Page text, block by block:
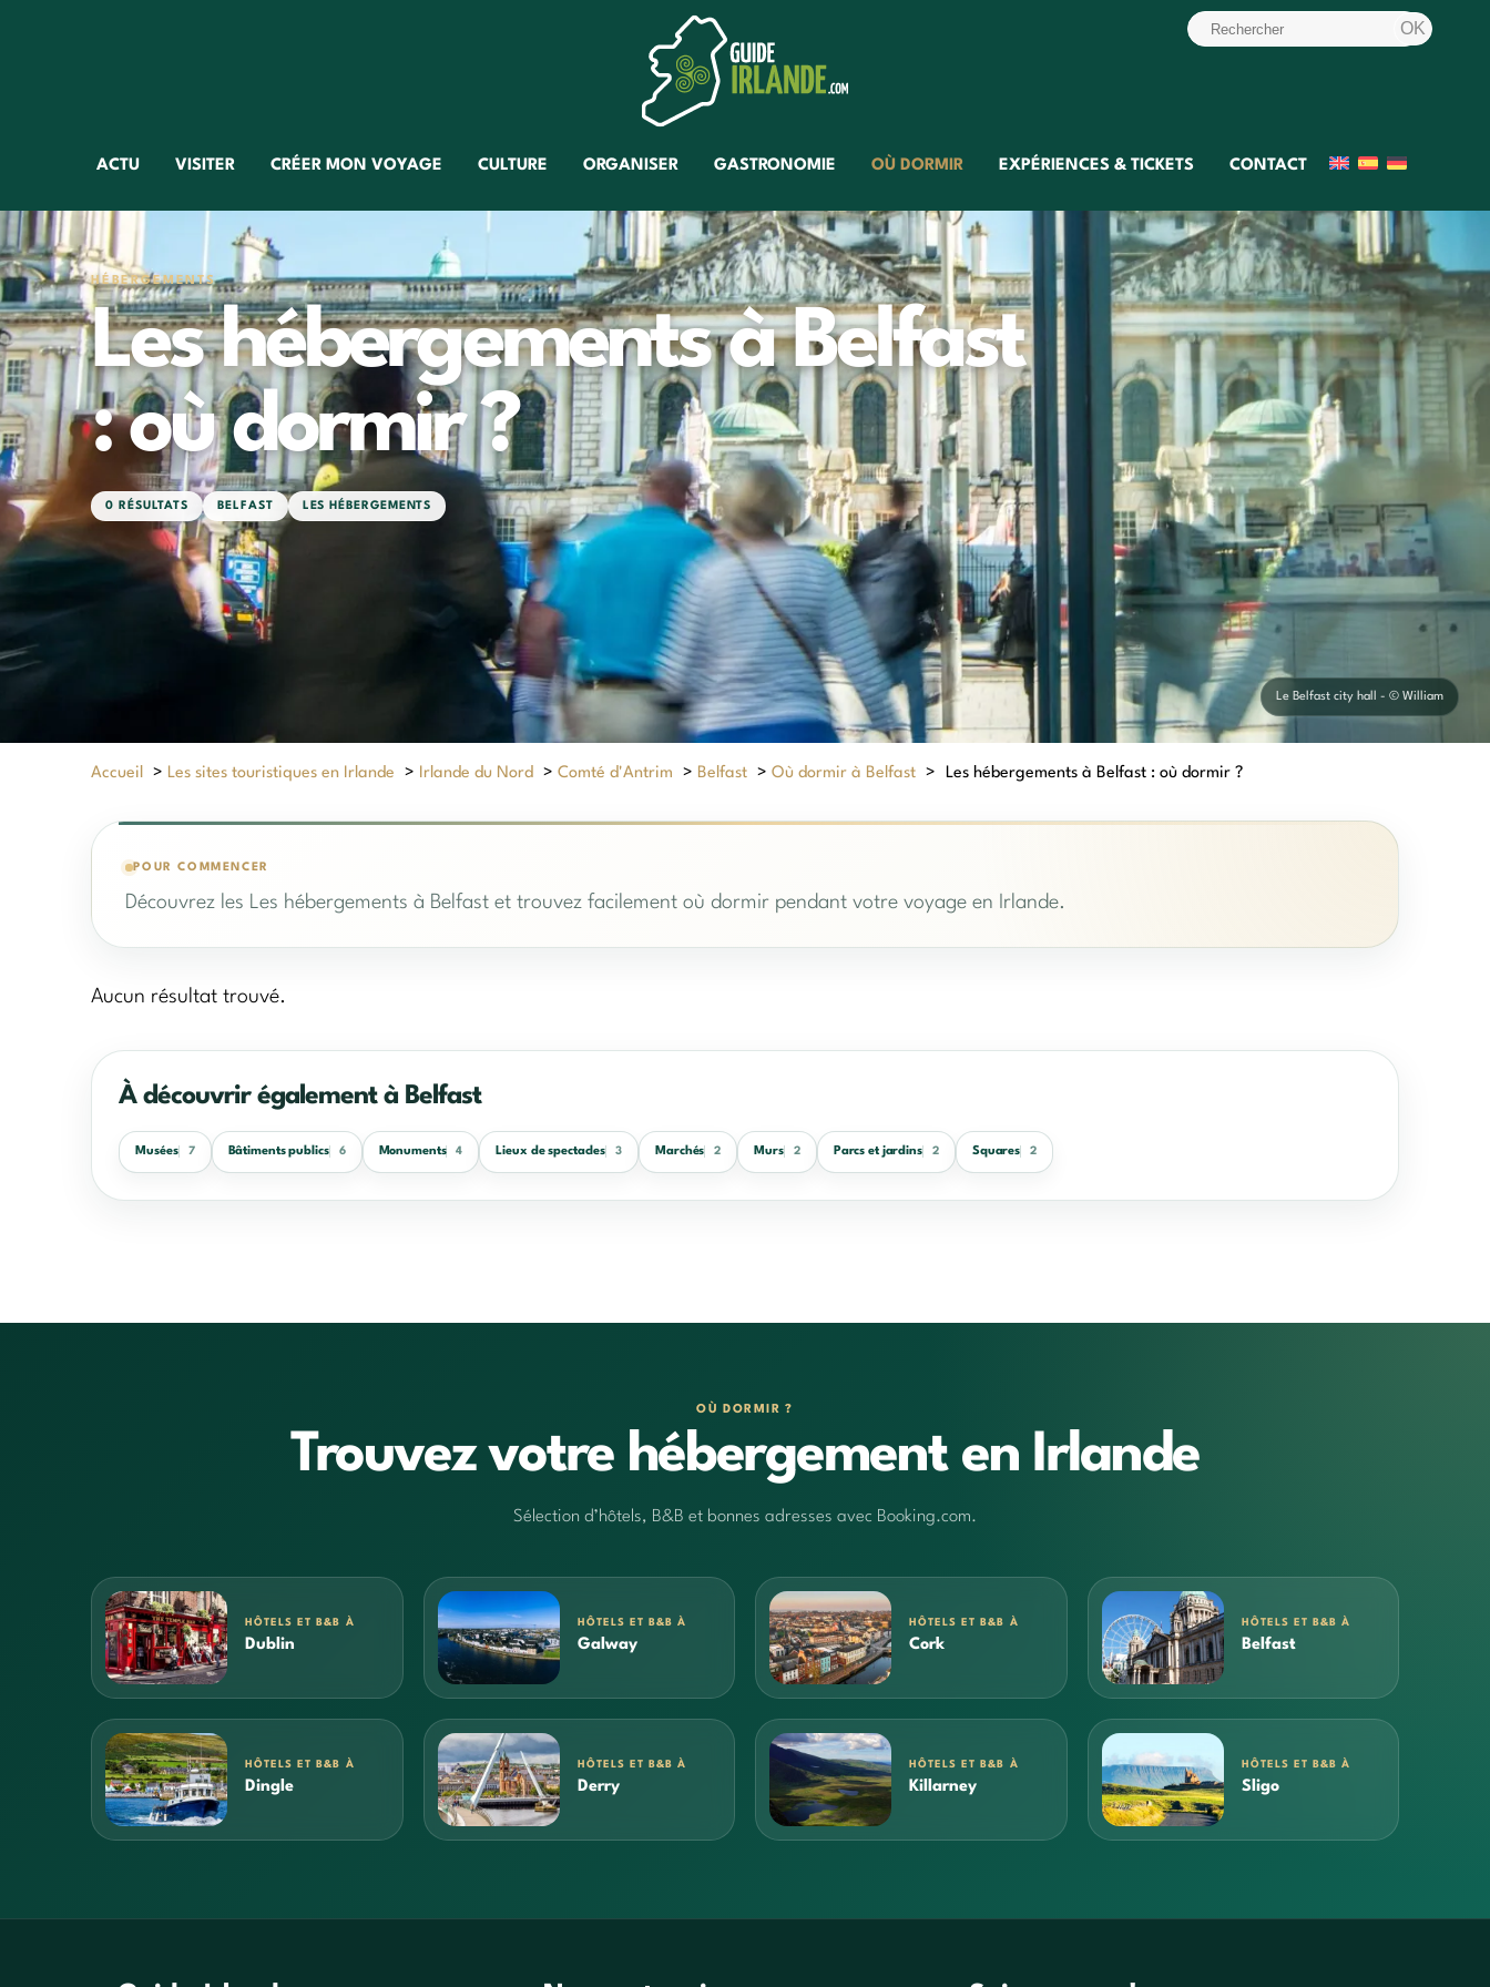
ACTU VISITER CRÉER MON VOYAGE CULTURE ORGANISER GASTRONOMIE OÙ DORMIR EXPÉRIENCES & TICKETS CONTACT
HÉBERGEMENTS
Les hébergements à Belfast
: où dormir ?
0 RÉSULTATS BELFAST LES HÉBERGEMENTS
Le Belfast city hall - © William
Accueil > Les sites touristiques en Irlande > Irlande du Nord >Comté d'Antrim > Belfast >Où dormir à Belfast > Les hébergements à Belfast : où dormir ?
POUR COMMENCER
Découvrez les Les hébergements à Belfast et trouvez facilement où dormir pendant votre voyage en Irlande.
Aucun résultat trouvé.
À découvrir également à Belfast
Musées 7 Bâtiments publics 6 Monuments 4 Lieux de spectacles 3 Marchés 2 Murs 2 Parcs et jardins 2 Squares 2
OÙ DORMIR ?
Trouvez votre hébergement en Irlande
Sélection d’hôtels, B&B et bonnes adresses avec Booking.com.
HÔTELS ET B&B À
Dublin
HÔTELS ET B&B À
Galway
HÔTELS ET B&B À
Cork
HÔTELS ET B&B À
Belfast
HÔTELS ET B&B À
Dingle
HÔTELS ET B&B À
Derry
HÔTELS ET B&B À
Killarney
HÔTELS ET B&B À
Sligo